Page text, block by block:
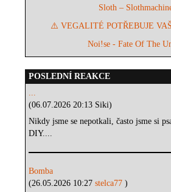
Sloth –
⚠️ VEGALITÉ POTŘEBUJE
Noi!se - Fate Of The
POSLEDNÍ REAKCE
...
(06.07.2026 20:13 Siki)
Nikdy jsme se nepotkali, často jsme si
DIY....
Bomba
(26.05.2026 10:27stelca77)